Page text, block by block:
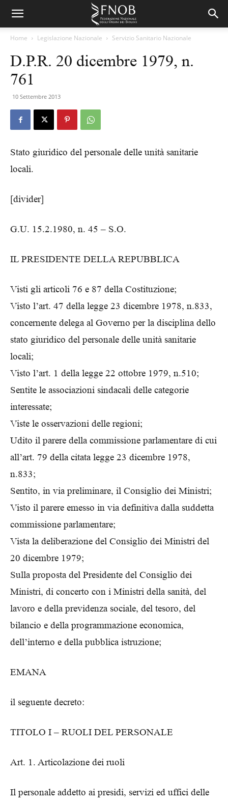
Home Legislazione Nazionale Servizio Sanitario Nazionale
D.P.R. 20 dicembre 1979, n.
761
10 Settembre 2013
Stato giuridico del personale delle unità sanitarie
locali.
[divider]
G.U. 15.2.1980, n. 45 – S.O.
IL PRESIDENTE DELLA REPUBBLICA
Visti gli articoli 76 e 87 della Costituzione;
Visto l’art. 47 della legge 23 dicembre 1978, n.833,
concernente delega al Governo per la disciplina dello
stato giuridico del personale delle unità sanitarie
locali;
Visto l’art. 1 della legge 22 ottobre 1979, n.510;
Sentite le associazioni sindacali delle categorie
interessate;
Viste le osservazioni delle regioni;
Udito il parere della commissione parlamentare di cui
all’art. 79 della citata legge 23 dicembre 1978,
n.833;
Sentito, in via preliminare, il Consiglio dei Ministri;
Visto il parere emesso in via definitiva dalla suddetta
commissione parlamentare;
Vista la deliberazione del Consiglio dei Ministri del
20 dicembre 1979;
Sulla proposta del Presidente del Consiglio dei
Ministri, di concerto con i Ministri della sanità, del
lavoro e della previdenza sociale, del tesoro, del
bilancio e della programmazione economica,
dell’interno e della pubblica istruzione;
EMANA
il seguente decreto:
TITOLO I – RUOLI DEL PERSONALE
Art. 1. Articolazione dei ruoli
Il personale addetto ai presidi, servizi ed uffici delle